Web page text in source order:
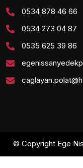
0534 878 46 66
0534 273 04 87
0535 625 39 86
© Copyright Ege